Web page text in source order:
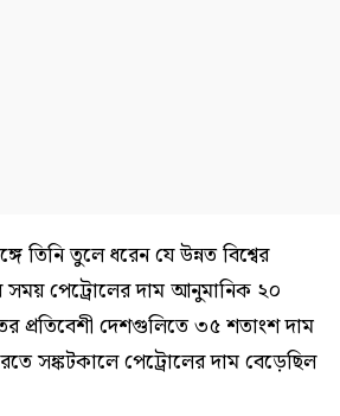
তিনি তুলে ধরেন যে উন্নত বিশ্বের
পেট্রোলের দাম আনুমানিক ২০
প্রতিবেশী দেশগুলিতে ৩৫ শতাংশ দাম
সঙ্কটকালে পেট্রোলের দাম বেড়েছিল